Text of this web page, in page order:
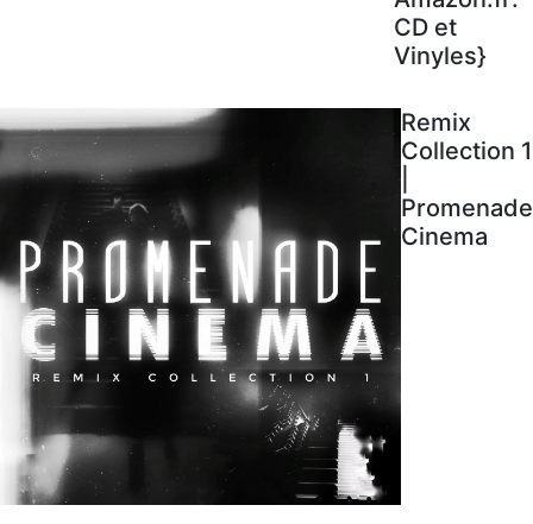
CD et
Vinyles}
Remix
Collection 1
Promenade
Cinema